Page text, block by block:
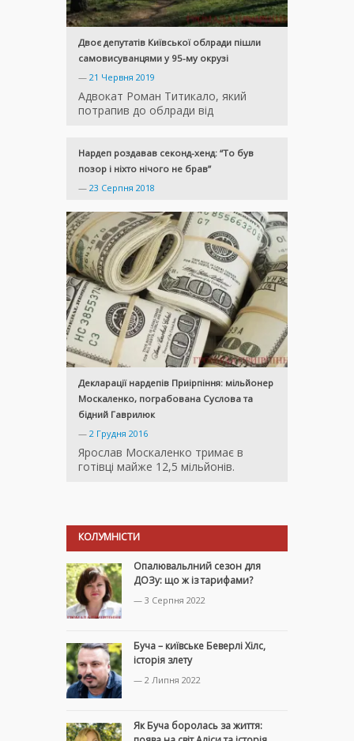
Двоє депутатів Київської облради пішли
самовисуванцями у 95-му окрузі
— 21 Червня 2019
Адвокат Роман Титикало, який
потрапив до облради від
Нардеп роздавав секонд-хенд: “То був
позор і ніхто нічого не брав”
— 23 Серпня 2018
Декларації нардепів Приірпіння: мільйонер
Москаленко, пограбована Суслова та
бідний Гаврилюк
— 2 Грудня 2016
Ярослав Москаленко тримає в
готівці майже 12,5 мільйонів.
КОЛУМНІСТИ
Опалювальлний сезон для
ДОЗу: що ж із тарифами?
— 3 Серпня 2022
Буча – київське Беверлі Хілс,
історія злету
— 2 Липня 2022
Як Буча боролась за життя: